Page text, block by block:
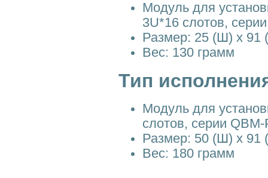
Модуль для
3U*16 слотов,
Размер: 25 (Ш) x 91
Вес: 130 грамм
Тип
Модуль для
слотов, серии QBM-
Размер: 50 (Ш) x 91
Вес: 180 грамм